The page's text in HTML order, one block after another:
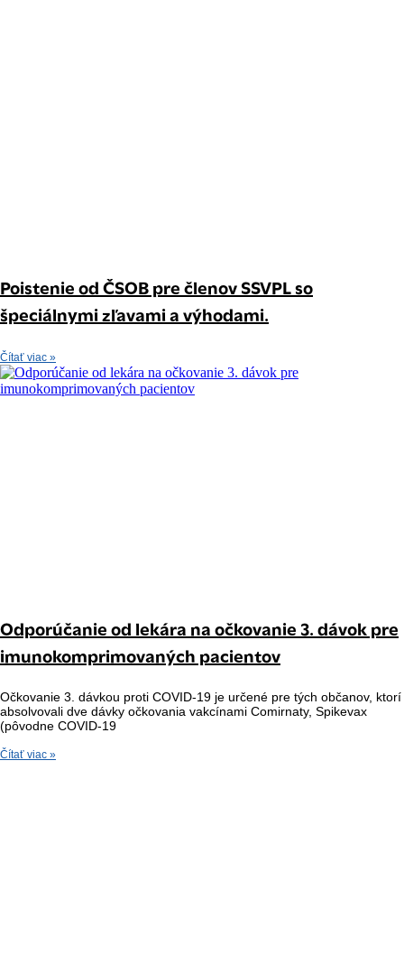
Poistenie od ČSOB pre členov SSVPL so
špeciálnymi zľavami a výhodami.
Čítať viac »
Odporúčanie od lekára na očkovanie 3. dávok pre
imunokomprimovaných pacientov
Očkovanie 3. dávkou proti COVID-19 je určené pre tých občanov, ktorí
absolvovali dve dávky očkovania vakcínami Comirnaty, Spikevax
(pôvodne COVID-19
Čítať viac »